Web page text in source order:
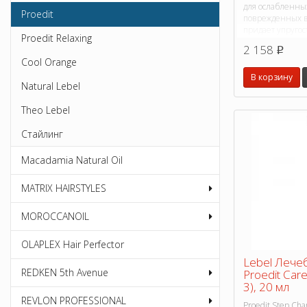
Proedit
Proedit Relaxing
Cool Orange
Natural Lebel
Theo Lebel
Стайлинг
Macadamia Natural Oil
MATRIX HAIRSTYLES
MOROCCANOIL
OLAPLEX Hair Perfector
REDKEN 5th Avenue
REVLON PROFESSIONAL
для
поврежденных
сравнению с
2 158 p
В корзину
Lebel
Proedit
3), 20 мл